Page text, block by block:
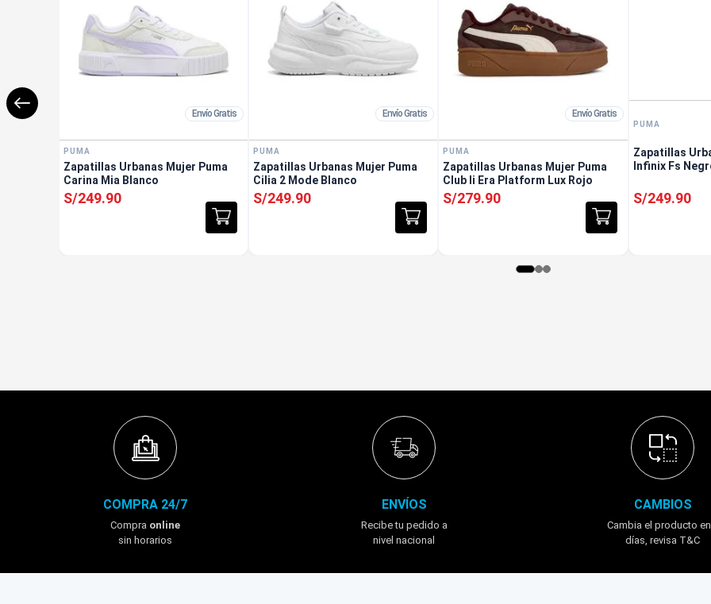
Envío Gratis
PUMA
Zapatillas Urbanas Mujer Puma
Carina Mia Blanco
S/249.90
Envío Gratis
PUMA
Zapatillas Urbanas Mujer Puma
Cilia 2 Mode Blanco
S/249.90
Envío Gratis
PUMA
Zapatillas Urbanas Mujer Puma
Club Ii Era Platform Lux Rojo
S/279.90
PUMA
Zapatillas
Infinix Fs
S/249.90
COMPRA 24/7
Compra online
sin horarios
ENVÍOS
Recibe tu pedido a
nivel nacional
CAMBIOS
Cambia el producto
días, revisa T&C